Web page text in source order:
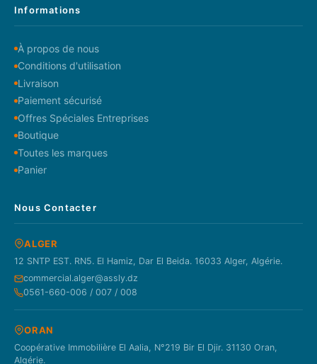
Informations
À propos de nous
Conditions d'utilisation
Livraison
Paiement sécurisé
Offres Spéciales Entreprises
Boutique
Toutes les marques
Panier
Nous Contacter
ALGER
12 SNTP EST. RN5. El Hamiz, Dar El Beida. 16033 Alger, Algérie.
commercial.alger@assly.dz
0561-660-006 / 007 / 008
ORAN
Coopérative Immobilière El Aalia, N°219 Bir El Djir. 31130 Oran,
Algérie.